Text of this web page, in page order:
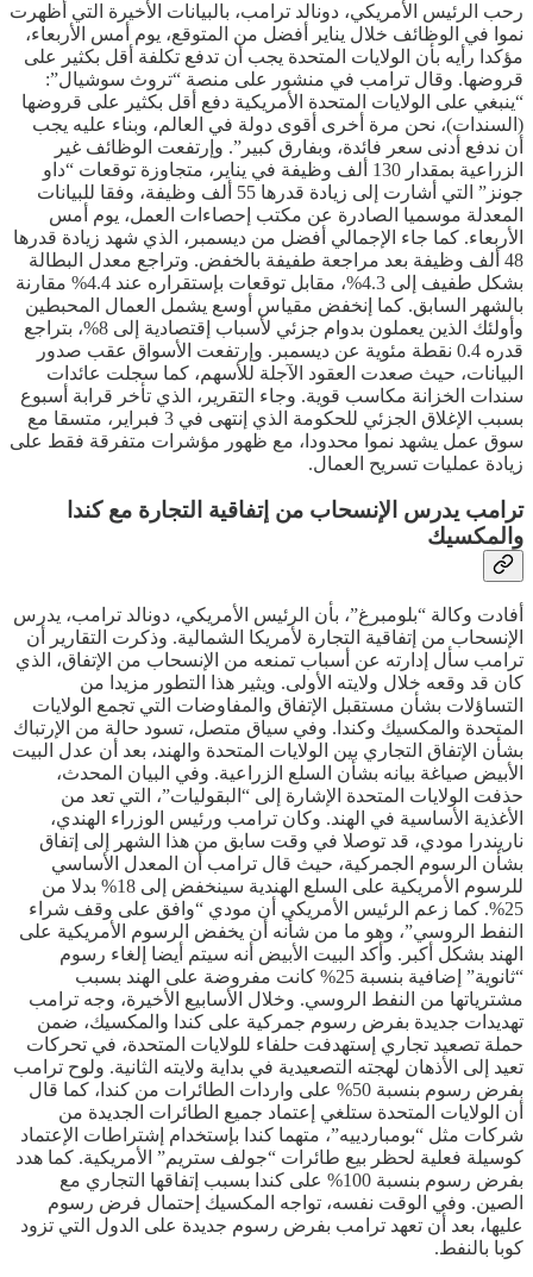
رحب الرئيس الأمريكي، دونالد ترامب، بالبيانات الأخيرة التي أظهرت
نموا في الوظائف خلال يناير أفضل من المتوقع، يوم أمس الأربعاء،
مؤكدا رأيه بأن الولايات المتحدة يجب أن تدفع تكلفة أقل بكثير على
قروضها. وقال ترامب في منشور على منصة “تروث سوشيال”:
“ينبغي على الولايات المتحدة الأمريكية دفع أقل بكثير على قروضها
(السندات)، نحن مرة أخرى أقوى دولة في العالم، وبناء عليه يجب
أن ندفع أدنى سعر فائدة، وبفارق كبير”. وإرتفعت الوظائف غير
الزراعية بمقدار 130 ألف وظيفة في يناير، متجاوزة توقعات “داو
جونز” التي أشارت إلى زيادة قدرها 55 ألف وظيفة، وفقا للبيانات
المعدلة موسميا الصادرة عن مكتب إحصاءات العمل، يوم أمس
الأربعاء. كما جاء الإجمالي أفضل من ديسمبر، الذي شهد زيادة قدرها
48 ألف وظيفة بعد مراجعة طفيفة بالخفض. وتراجع معدل البطالة
بشكل طفيف إلى 4.3%، مقابل توقعات بإستقراره عند 4.4% مقارنة
بالشهر السابق. كما إنخفض مقياس أوسع يشمل العمال المحبطين
وأولئك الذين يعملون بدوام جزئي لأسباب إقتصادية إلى 8%، بتراجع
قدره 0.4 نقطة مئوية عن ديسمبر. وإرتفعت الأسواق عقب صدور
البيانات، حيث صعدت العقود الآجلة للأسهم، كما سجلت عائدات
سندات الخزانة مكاسب قوية. وجاء التقرير، الذي تأخر قرابة أسبوع
بسبب الإغلاق الجزئي للحكومة الذي إنتهى في 3 فبراير، متسقا مع
سوق عمل يشهد نموا محدودا، مع ظهور مؤشرات متفرقة فقط على
زيادة عمليات تسريح العمال.
ترامب يدرس الإنسحاب من إتفاقية التجارة مع كندا
والمكسيك
أفادت وكالة “بلومبرغ”، بأن الرئيس الأمريكي، دونالد ترامب، يدرس
الإنسحاب من إتفاقية التجارة لأمريكا الشمالية. وذكرت التقارير أن
ترامب سأل إدارته عن أسباب تمنعه من الإنسحاب من الإتفاق، الذي
كان قد وقعه خلال ولايته الأولى. ويثير هذا التطور مزيدا من
التساؤلات بشأن مستقبل الإتفاق والمفاوضات التي تجمع الولايات
المتحدة والمكسيك وكندا. وفي سياق متصل، تسود حالة من الإرتباك
بشأن الإتفاق التجاري بين الولايات المتحدة والهند، بعد أن عدل البيت
الأبيض صياغة بيانه بشأن السلع الزراعية. وفي البيان المحدث،
حذفت الولايات المتحدة الإشارة إلى “البقوليات”، التي تعد من
الأغذية الأساسية في الهند. وكان ترامب ورئيس الوزراء الهندي،
ناريندرا مودي، قد توصلا في وقت سابق من هذا الشهر إلى إتفاق
بشأن الرسوم الجمركية، حيث قال ترامب أن المعدل الأساسي
للرسوم الأمريكية على السلع الهندية سينخفض إلى 18% بدلا من
25%. كما زعم الرئيس الأمريكي أن مودي “وافق على وقف شراء
النفط الروسي”، وهو ما من شأنه أن يخفض الرسوم الأمريكية على
الهند بشكل أكبر. وأكد البيت الأبيض أنه سيتم أيضا إلغاء رسوم
“ثانوية” إضافية بنسبة 25% كانت مفروضة على الهند بسبب
مشترياتها من النفط الروسي. وخلال الأسابيع الأخيرة، وجه ترامب
تهديدات جديدة بفرض رسوم جمركية على كندا والمكسيك، ضمن
حملة تصعيد تجاري إستهدفت حلفاء للولايات المتحدة، في تحركات
تعيد إلى الأذهان لهجته التصعيدية في بداية ولايته الثانية. ولوح ترامب
بفرض رسوم بنسبة 50% على واردات الطائرات من كندا، كما قال
أن الولايات المتحدة ستلغي إعتماد جميع الطائرات الجديدة من
شركات مثل “بومباردييه”، متهما كندا بإستخدام إشتراطات الإعتماد
كوسيلة فعلية لحظر بيع طائرات “جولف ستريم” الأمريكية. كما هدد
بفرض رسوم بنسبة 100% على كندا بسبب إتفاقها التجاري مع
الصين. وفي الوقت نفسه، تواجه المكسيك إحتمال فرض رسوم
عليها، بعد أن تعهد ترامب بفرض رسوم جديدة على الدول التي تزود
كوبا بالنفط.